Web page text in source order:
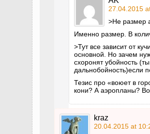
27.04.2015
>Не размер
Именно размер. В
>Тут все зависит от
основной. Но зачем
схоронят убойность
дальнобойность)если
Тезис про «воюет в
кони? А аэропланы?
kraz
20.04.2015 at